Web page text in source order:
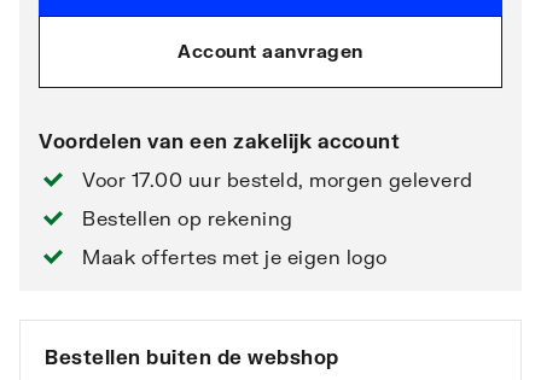
Account aanvragen
Voordelen van een zakelijk account
Voor 17.00 uur besteld, morgen geleverd
Bestellen op rekening
Maak offertes met je eigen logo
Bestellen buiten de webshop